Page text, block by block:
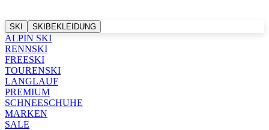
SKI SKIBEKLEIDUNG
ALPIN SKI
RENNSKI
FREESKI
TOURENSKI
LANGLAUF
PREMIUM
SCHNEESCHUHE
MARKEN
SALE